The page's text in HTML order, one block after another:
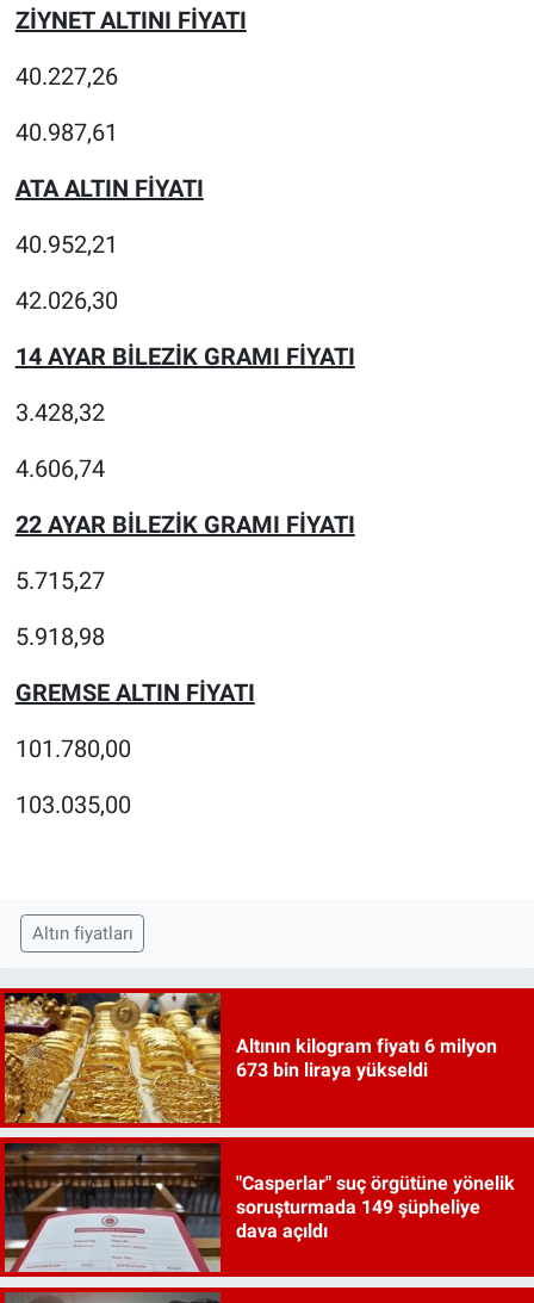
ZİYNET ALTINI FİYATI
40.227,26
40.987,61
ATA ALTIN FİYATI
40.952,21
42.026,30
14 AYAR BİLEZİK GRAMI FİYATI
3.428,32
4.606,74
22 AYAR BİLEZİK GRAMI FİYATI
5.715,27
5.918,98
GREMSE ALTIN FİYATI
101.780,00
103.035,00
Altın fiyatları
Altının kilogram fiyatı 6 milyon
673 bin liraya yükseldi
"Casperlar" suç örgütüne yönelik
soruşturmada 149 şüpheliye
dava açıldı